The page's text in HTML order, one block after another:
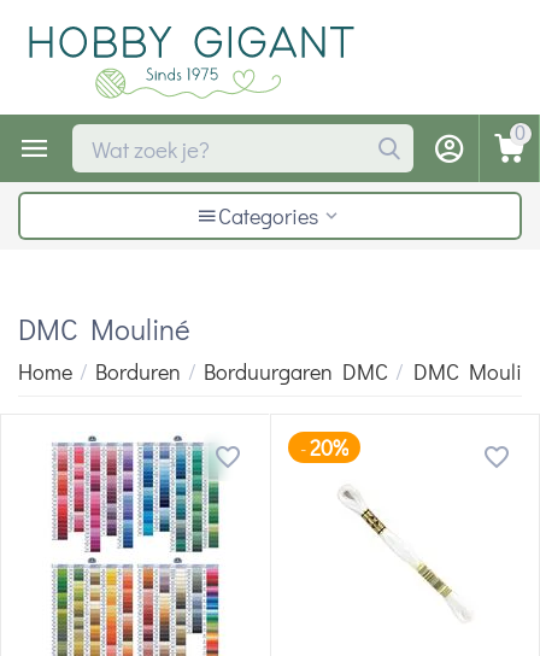
0
Categories
DMC Mouliné
Home / Borduren / Borduurgaren DMC / DMC
-20%